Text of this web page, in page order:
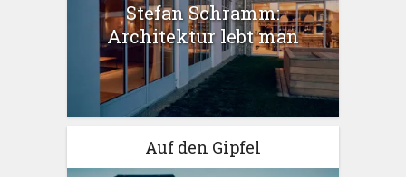
Stefan Schramm:
Architektur lebt man
Auf den Gipfel